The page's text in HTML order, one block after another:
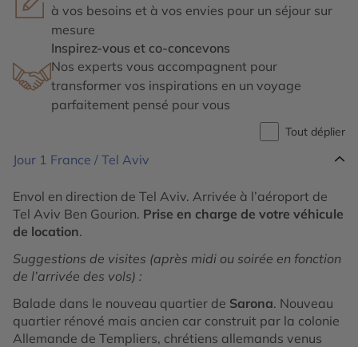
à vos besoins et à vos envies pour un séjour sur
mesure
Inspirez-vous et co-concevons
Nos experts vous accompagnent pour
transformer vos inspirations en un voyage
parfaitement pensé pour vous
Tout déplier
Jour 1 France / Tel Aviv
Envol en direction de Tel Aviv. Arrivée à l’aéroport de
Tel Aviv Ben Gourion. Prise en charge de votre véhicule
de location.
Suggestions de visites (après midi ou soirée en fonction
de l’arrivée des vols) :
Balade dans le nouveau quartier de Sarona. Nouveau
quartier rénové mais ancien car construit par la colonie
Allemande de Templiers, chrétiens allemands venus